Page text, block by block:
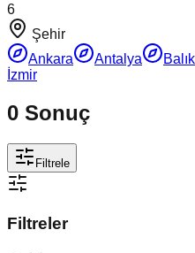
6
Şehir
Ankara
Antalya
İzmir
0 Sonuç
Filtrele
Filtreler